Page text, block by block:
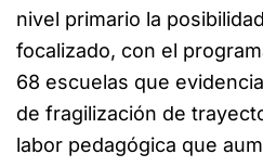
nivel primario la
focalizado, con el
68 escuelas que
de fragilización de
labor pedagógica que